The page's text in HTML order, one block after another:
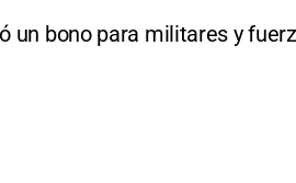
un bono para militares y